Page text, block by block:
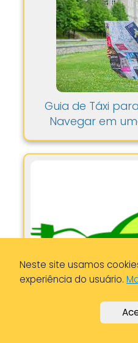
Guia de Táxi
Navegar em
O Impacto
Neste site usamos
experiência do usuário.